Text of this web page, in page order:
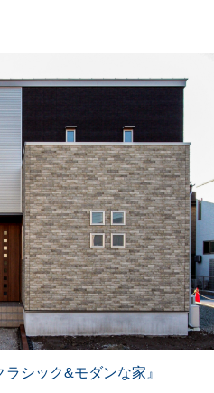
シック&モダンな家』